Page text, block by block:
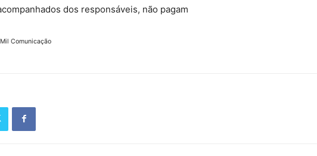
dos responsáveis, não pagam
Comunicação